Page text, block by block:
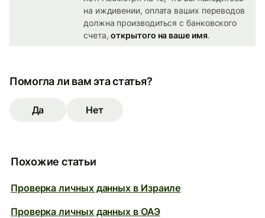
на иждивении, оплата ваших переводов
должна производиться с банковского
счета,открытого на ваше имя.
Помогла ли вам эта статья?
Да Нет
Похожие статьи
Проверка личных данных в Израиле
Проверка личных данных в ОАЭ